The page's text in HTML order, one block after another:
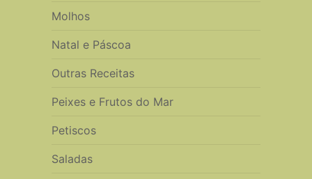
Molhos
Natal e Páscoa
Outras Receitas
Peixes e Frutos do Mar
Petiscos
Saladas